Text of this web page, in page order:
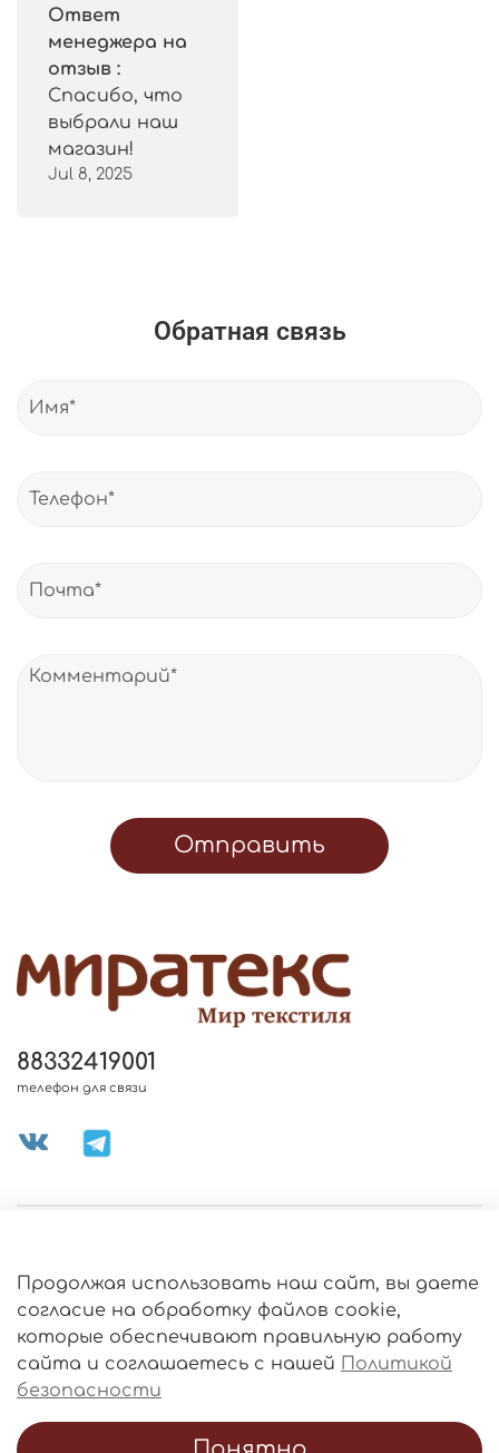
Ответ
менеджера на
отзыв :
Спасибо, что
выбрали наш
магазин!
Jul 8, 2025
Обратная связь
Отправить
ИНФОРМАЦИЯ
О МАГАЗИНЕ
88332419001
телефон для связи
Продолжая использовать наш сайт, вы даете
согласие на обработку файлов cookie,
которые обеспечивают правильную работу
сайта и соглашаетесь с нашей Политикой
безопасности
Политика
обработки